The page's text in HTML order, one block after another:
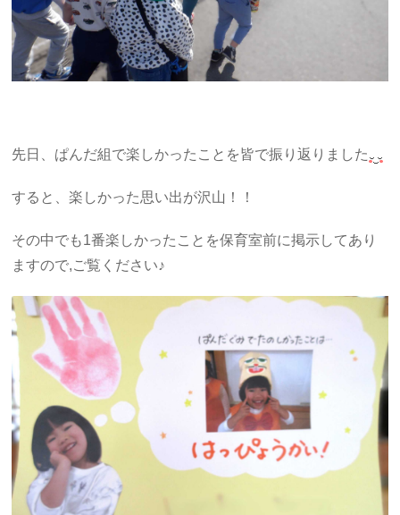
先日、ぱんだ組で楽しかったことを皆で振り返りました
すると、楽しかった思い出が沢山！！
その中でも1番楽しかったことを保育室前に掲示してあり
ますので,ご覧ください♪